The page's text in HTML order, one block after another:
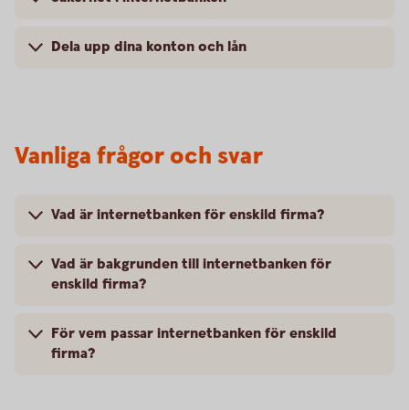
Dela upp dina konton och lån
Vanliga frågor och svar
Vad är internetbanken för enskild firma?
Vad är bakgrunden till internetbanken för
enskild firma?
För vem passar internetbanken för enskild
firma?